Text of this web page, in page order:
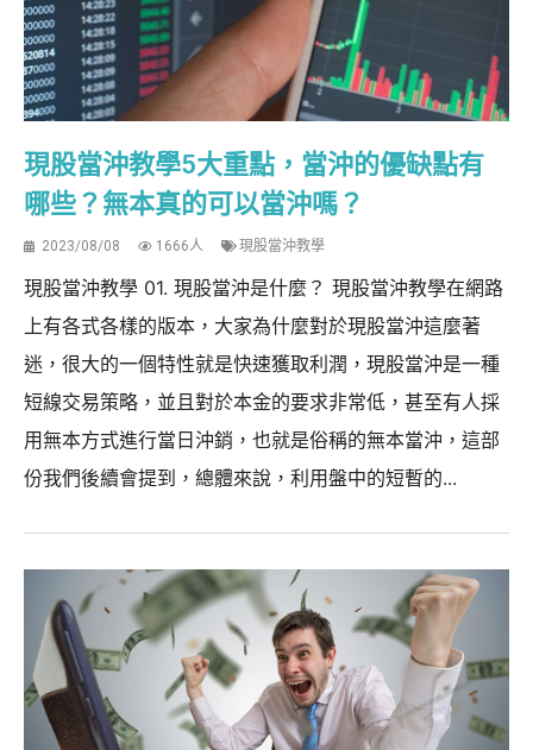
現股當沖教學5大重點，當沖的優缺點有
哪些？無本真的可以當沖嗎？
2023/08/08 1666人 現股當沖教學
現股當沖教學 01. 現股當沖是什麼？ 現股當沖教學在網路
上有各式各樣的版本，大家為什麼對於現股當沖這麼著
迷，很大的一個特性就是快速獲取利潤，現股當沖是一種
短線交易策略，並且對於本金的要求非常低，甚至有人採
用無本方式進行當日沖銷，也就是俗稱的無本當沖，這部
份我們後續會提到，總體來說，利用盤中的短暫的...